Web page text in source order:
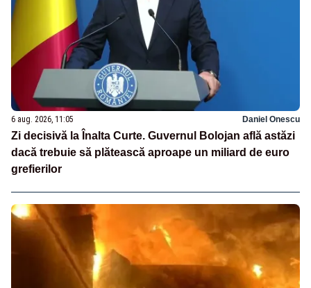
6 aug. 2026, 11:05 Daniel Onescu
Zi decisivă la Înalta Curte. Guvernul Bolojan află astăzi
dacă trebuie să plătească aproape un miliard de euro
grefierilor